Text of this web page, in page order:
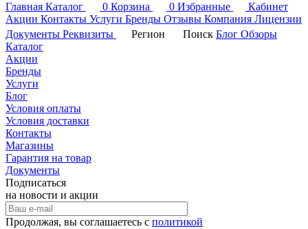
Главная Каталог 0 Корзина 0 Избранные
Кабинет
Акции Контакты Услуги Бренды Отзывы Компания Лицензии
Документы Реквизиты Регион Поиск Блог Обзоры
Каталог
Акции
Бренды
Услуги
Блог
Условия оплаты
Условия доставки
Контакты
Магазины
Гарантия на товар
Документы
Подписаться
на новости и акции
Продолжая, вы соглашаетесь с политикой